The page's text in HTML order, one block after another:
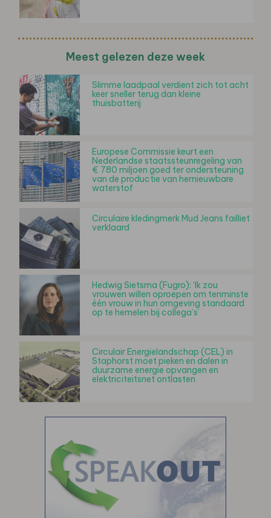
Meest gelezen deze week
Slimme laadpaal verdient zich tot acht
keer sneller terug dan kleine
thuisbatterij
Europese Commissie keurt een
Nederlandse staatssteunregeling van
€ 780 miljoen goed ter ondersteuning
van de productie van hernieuwbare
waterstof
Circulaire kledingmerk Mud Jeans failliet
verklaard
Hedwig Sietsma (Fugro): ‘Ik zou
vrouwen willen oproepen om tenminste
één vrouw in hun omgeving standaard
op te hemelen bij collega’s’
Circulair Energielandschap (CEL) in
Staphorst moet pieken en dalen in
duurzame energie opvangen en
elektriciteitsnet ontlasten